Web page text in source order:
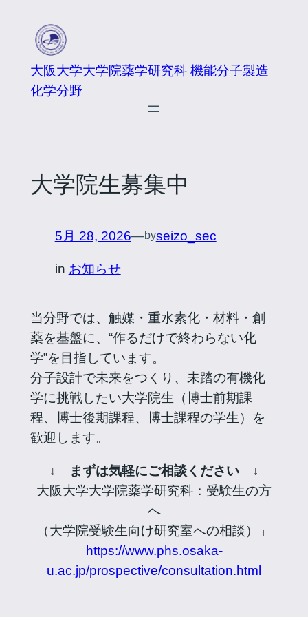
大阪大学大学院薬学研究科 機能分子製造
化学分野
大学院生募集中
5月 28, 2026—byseizo_sec
in お知らせ
当分野では、触媒・重水素化・材料・創
薬を基盤に、“作るだけで終わらない化
学”を目指しています。
分子設計で未来をつくり、未踏の有機化
学に挑戦したい大学院生（博士前期課
程、博士後期課程、博士課程の学生）を
歓迎します。
↓ まずは気軽にご相談ください ↓
大阪大学大学院薬学研究科：受験生の方
へ
（大学院受験生向け研究室への相談）」
https://www.phs.osaka-
u.ac.jp/prospective/consultation.html